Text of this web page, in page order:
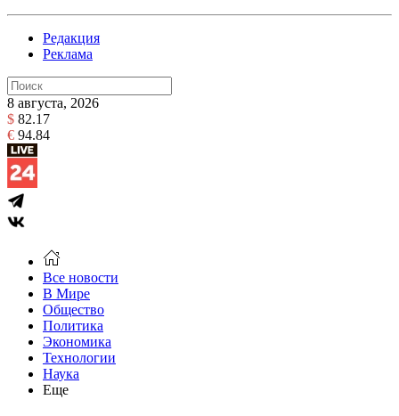
Редакция
Реклама
8 августа, 2026
$ 82.17
€ 94.84
Все новости
В Мире
Общество
Политика
Экономика
Технологии
Наука
Еще